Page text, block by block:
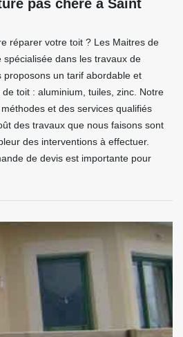
pas chère à Saint
réparer votre toit ? Les Maitres de
dans les travaux de
proposons un tarif abordable et
toit : aluminium, tuiles, zinc. Notre
et des services qualifiés
des travaux que nous faisons sont
des interventions à effectuer.
de devis est importante pour